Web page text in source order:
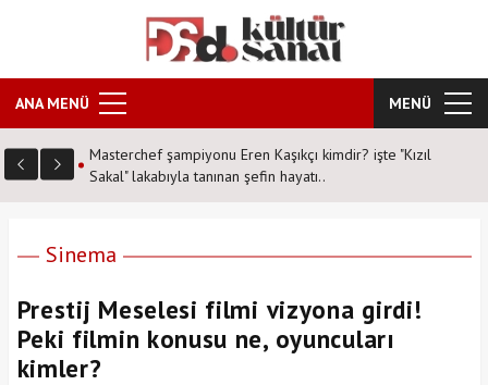
ANA MENÜ MENÜ
Masterchef şampiyonu Eren Kaşıkçı kimdir? işte "Kızıl
Sakal" lakabıyla tanınan şefin hayatı..
Sinema
Prestij Meselesi filmi vizyona girdi!
Peki filmin konusu ne, oyuncuları
kimler?